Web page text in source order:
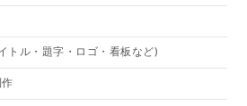
トル・題字・ロゴ・看板など)